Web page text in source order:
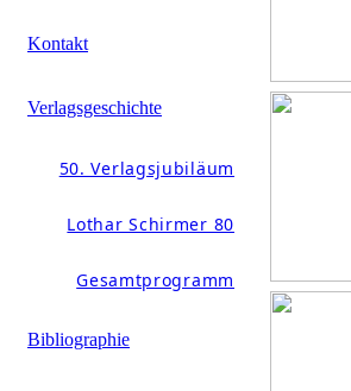
Kontakt
Verlagsgeschichte
50. Verlagsjubiläum
Lothar Schirmer 80
Gesamtprogramm
Bibliographie